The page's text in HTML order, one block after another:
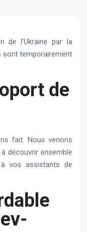
de l’Ukraine par la
sont temporairement
de
fait. Nous venons
découvrir ensemble
vos assistants de